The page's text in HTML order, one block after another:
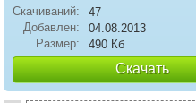
Скачиваний:
47
Добавлен:
04.08.2013
Размер:
490 Кб
Скачать